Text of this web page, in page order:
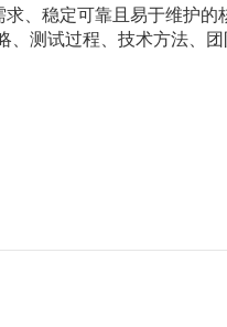
、稳定可靠且易于维护的
测试过程、技术方法、